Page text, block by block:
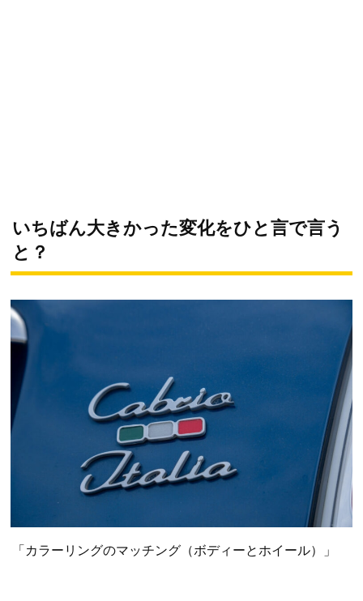
いちばん大きかった変化をひと言で言う
と？
「カラーリングのマッチング（ボディーとホイール）」